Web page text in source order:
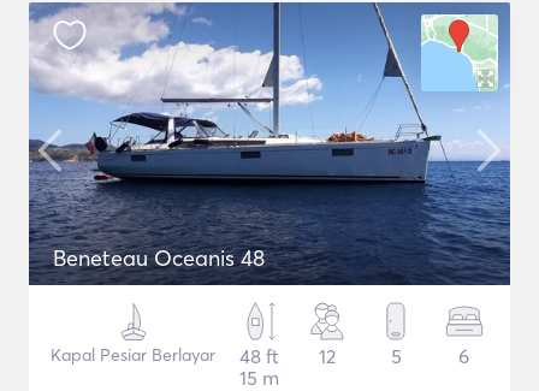
Beneteau Oceanis 48
Kapal Pesiar Berlayar
48 ft
15 m
12 5 6